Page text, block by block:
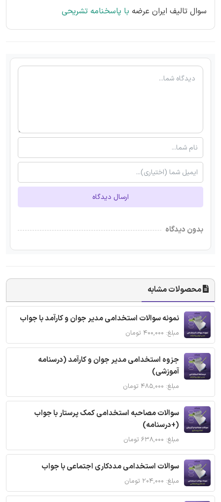
سوال تالیف ایران عرضه با پاسخنامه تشریحی
ارسال دیدگاه
بدون دیدگاه
محصولات مشابه
نمونه سوالات استخدامی مدیر جوان و کارآمد با جواب
مبلغ: ۴۰۰,۰۰۰ تومان
جزوه استخدامی مدیر جوان و کارآمد (درسنامه
آموزشی)
مبلغ: ۴۸۵,۰۰۰ تومان
سوالات مصاحبه استخدامی کمک پرستار با جواب
(+درسنامه)
مبلغ: ۶۳۸,۰۰۰ تومان
سوالات استخدامی مددکاری اجتماعی با جواب
مبلغ: ۲۰۴,۰۰۰ تومان